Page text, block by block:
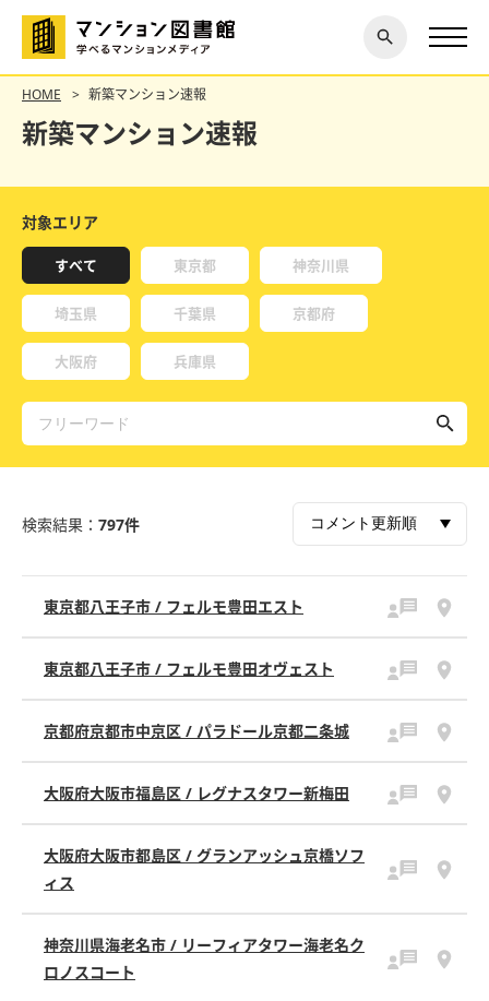
探す
閉じ
る
HOME 新築マンション速報
新築マンション速報
対象エリア
すべて 東京都 神奈川県
埼玉県 千葉県 京都府
大阪府 兵庫県
検索結果： 797件
東京都八王子市 / フェルモ豊田エスト
東京都八王子市 / フェルモ豊田オヴェスト
京都府京都市中京区 / パラドール京都二条城
大阪府大阪市福島区 / レグナスタワー新梅田
大阪府大阪市都島区 / グランアッシュ京橋ソフ
ィス
神奈川県海老名市 / リーフィアタワー海老名ク
ロノスコート